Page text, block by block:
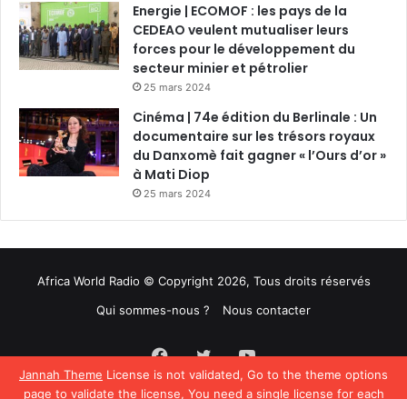
Jannah Theme License is not validated, Go to the theme options
page to validate the license, You need a single license for each
Energie | ECOMOF : les pays de la
CEDEAO veulent mutualiser leurs
forces pour le développement du
secteur minier et pétrolier
25 mars 2024
Cinéma | 74e édition du Berlinale : Un
documentaire sur les trésors royaux
du Danxomè fait gagner « l’Ours d’or »
à Mati Diop
25 mars 2024
Africa World Radio © Copyright 2026, Tous droits réservés
Qui sommes-nous ?
Nous contacter
Facebook
TwitterYouTube